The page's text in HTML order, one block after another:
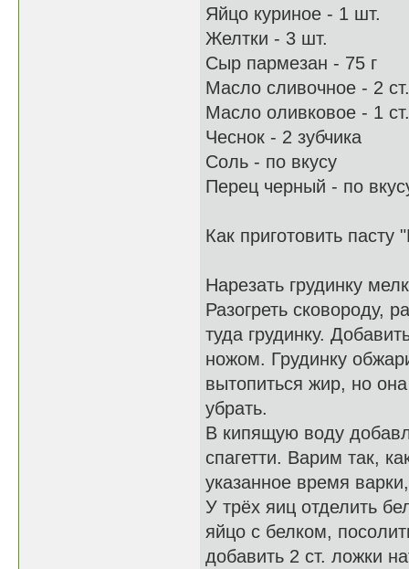
Яйцо куриное - 1 шт.
Желтки - 3 шт.
Сыр пармезан - 75 г
Масло сливочное - 2
Масло оливковое - 1
Чеснок - 2 зубчика
Соль - по вкусу
Перец черный - по
Как приготовить пасту
Нарезать грудинку
Разогреть сковороду,
туда грудинку.
ножом. Грудинку
вытопиться жир, но
убрать.
В кипящую воду
спагетти. Варим так,
указанное время
У трёх яиц отделить
яйцо с белком,
добавить 2 ст. ложки